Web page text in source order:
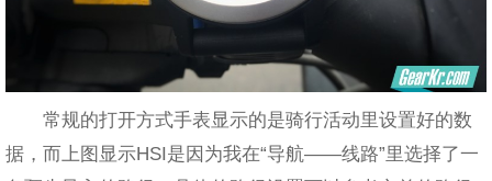
常规的打开方式手表显示的是骑行活动里设置好的数
据，而上图显示HSI是因为我在“导航——线路”里选择了一